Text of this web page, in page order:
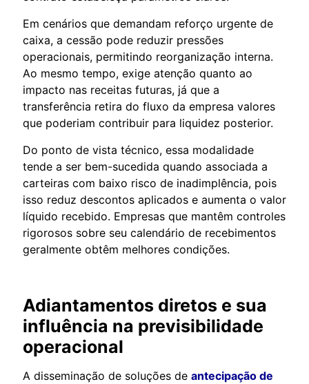
Em cenários que demandam reforço urgente de
caixa, a cessão pode reduzir pressões
operacionais, permitindo reorganização interna.
Ao mesmo tempo, exige atenção quanto ao
impacto nas receitas futuras, já que a
transferência retira do fluxo da empresa valores
que poderiam contribuir para liquidez posterior.
Do ponto de vista técnico, essa modalidade
tende a ser bem-sucedida quando associada a
carteiras com baixo risco de inadimplência, pois
isso reduz descontos aplicados e aumenta o valor
líquido recebido. Empresas que mantêm controles
rigorosos sobre seu calendário de recebimentos
geralmente obtêm melhores condições.
Adiantamentos diretos e sua
influência na previsibilidade
operacional
A disseminação de soluções de antecipação de